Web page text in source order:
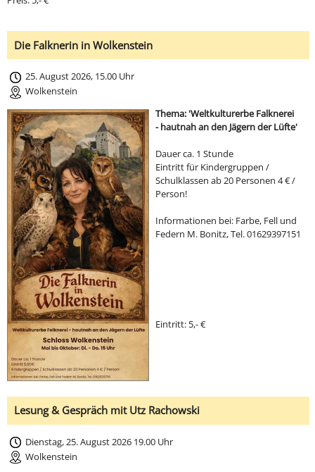
Die Falknerin in Wolkenstein
25. August 2026, 15.00 Uhr
Wolkenstein
Thema: 'Weltkulturerbe Falknerei
- hautnah an den Jägern der Lüfte'
Dauer ca. 1 Stunde
Eintritt für Kindergruppen /
Schulklassen ab 20 Personen 4 € /
Person!
Informationen bei: Farbe, Fell und
Federn M. Bonitz, Tel. 01629397151
Eintritt: 5,- €
Lesung & Gespräch mit Utz Rachowski
Dienstag, 25. August 2026 19.00 Uhr
Wolkenstein